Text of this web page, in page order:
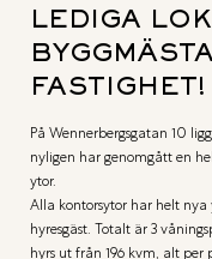
LEDIGA
FASTIGHET!
På Wennerbergsgatan 10
nyligen har genomgått en
ytor.
Alla kontorsytor har helt
hyresgäst. Totalt är 3
hyrs ut från 196 kvm, alt